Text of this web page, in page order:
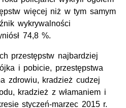
więcej niż w tym samym
wykrywalności
74,8 %.
przestępstw najbardziej
i pobicie, przestępstwa
zdrowiu, kradzież cudzej
kradzież z włamaniem i
styczeń-marzec 2015 r.